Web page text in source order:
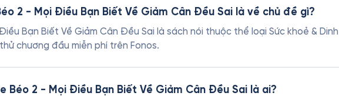
2 - Mọi Điều Bạn Biết Về Giảm Cân Đều Sai là về chủ đề gì?
Bạn Biết Về Giảm Cân Đều Sai là sách nói thuộc thể loại Sức khoẻ &
chương đầu miễn phí trên Fonos.
Béo 2 - Mọi Điều Bạn Biết Về Giảm Cân Đều Sai là ai?